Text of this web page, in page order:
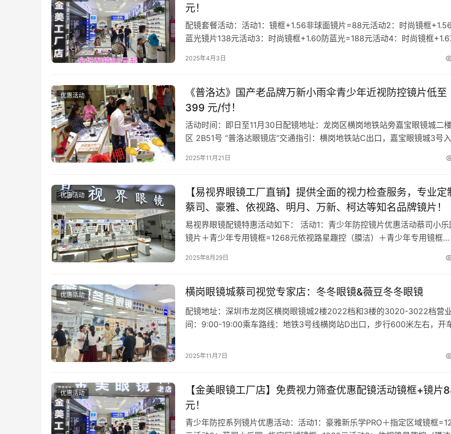
元！
配镜套餐活动：活动1：镜框+1.56非球面镜片=88元活动2：时尚镜框
蓝光镜片138元活动3：时尚镜框+1.60防蓝光=188元活动4：时尚镜框
2025年4月3日
优惠活动
《普洛达》国产老品牌万新小雨伞青少年近视防控镜片低至
399 元/付！
活动时间：即日至11月30日配镜地址：龙岗区横岗地铁站旁嘉宝眼镜城二
区 2B51号 “普洛达眼镜店”交通指引：横岗地铁站C出口，嘉宝眼镜城3号入
2025年11月21日
优惠活动
【易视界眼镜工厂直销】提供全面的视力检查服务，专业定
蔡司、豪雅、依视路、明月、万新、柯达等知名品牌镜片！
易视界眼镜配镜特惠活动如下： 活动1：青少年防控镜片优惠活动蔡司小乐
镜片＋青少年专用镜框=1268元依视路星趣控（膜洁）＋青少年专用镜框
2025年8月29日
优惠活动 横岗眼镜城蔡司视觉专家店：冬冬眼镜&薇豆冬冬眼镜
配镜地址：深圳市龙岗区横岗眼镜城2楼2022档和3楼的3020-3022档营
间：9:00-19:00乘车路线：地铁3号线横岗站D出口，步行600米左右，开
2025年11月7日
优惠活动
【金美眼镜工厂店】免费视力筛查优惠配镜活动镜框+镜片
元！
青少年防控系列镜片优惠活动：活动1：豪雅新乐学PRO＋指定区域镜框